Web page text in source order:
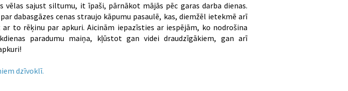
vēlas sajust siltumu, it īpaši, pārnākot mājās pēc garas darba dienas.
dabasgāzes cenas straujo kāpumu pasaulē, kas, diemžēl ietekmē arī
to rēķinu par apkuri. Aicinām iepazīsties ar iespējām, ko nodrošina
paradumu maiņa, kļūstot gan videi draudzīgākiem, gan arī
dzīvoklī.